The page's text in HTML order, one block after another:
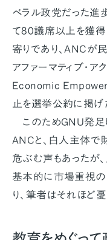
ベラル政党だった進
て80議席以上を獲得
寄りであり、ANCが
アファーマティブ・
Economic
止を選挙公約に掲げ
このためGNU発足
ANCと、白人主体で
危ぶむ声もあったが
基本的に市場重視
り、筆者はそれほど